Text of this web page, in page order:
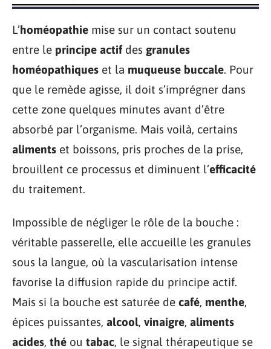
L’homéopathie mise sur un contact soutenu
entre le principe actifdes granules
homéopathiques et la muqueuse buccale. Pour
que le remède agisse, il doit s’imprégner dans
cette zone quelques minutes avant d’être
absorbé par l’organisme. Mais voilà, certains
aliments et boissons, pris proches de la prise,
brouillent ce processus et diminuent l’efficacité
du traitement.
Impossible de négliger le rôle de la bouche :
véritable passerelle, elle accueille les granules
sous la langue, où la vascularisation intense
favorise la diffusion rapide du principe actif.
Mais si la bouche est saturée de café, menthe,
épices puissantes, alcool, vinaigre, aliments
acides, thé ou tabac, le signal thérapeutique se